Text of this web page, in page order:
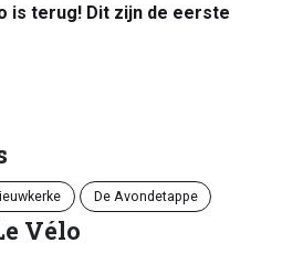
is terug! Dit zijn de eerste
De Avondetappe
Vélo